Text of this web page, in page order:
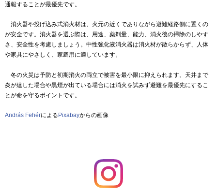
通報することが最優先です。
消火器や投げ込み式消火材は、火元の近くでありながら避難経路側に置くの
が安全です。消火器を選ぶ際は、用途、薬剤量、能力、消火後の掃除のしやす
さ、安全性を考慮しましょう。中性強化液消火器は消火材が散らからず、人体
や家具にやさしく、家庭用に適しています。
冬の火災は予防と初期消火の両立で被害を最小限に抑えられます。天井まで
炎が達した場合や黒煙が出ている場合には消火を試みず避難を最優先にするこ
とが命を守るポイントです。
András FehérによるPixabayからの画像